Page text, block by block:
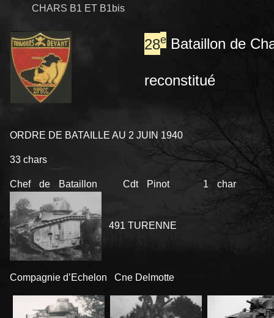
CHARS B1 ET B1bis
28e Bataillon de
reconstitué
ORDRE DE BATAILLE AU 2 JUIN 1940
33 chars
Chef de Bataillon Cdt Pinot 1 char
491 TURENNE
Compagnie d’Echelon Cne Delmotte